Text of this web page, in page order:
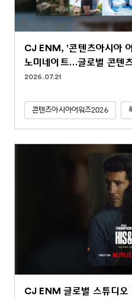
CJ ENM, '콘텐츠아시아
노미네이트…글로벌 콘텐
2026.07.21
콘텐츠아시아어워즈2026
CJ ENM 글로벌 스튜디오